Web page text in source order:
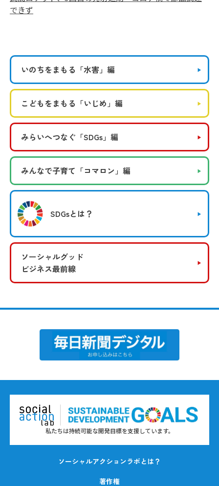
できず
いのちをまもる 「水害」編
こどもをまもる 「いじめ」編
みらいへつなぐ 「SDGs」編
みんなで子育て 「コマロン」編
SDGsとは？
ソーシャルグッド
ビジネス最前線
私たちは持続可能な開発目標を支援しています。
ソーシャルアクションラボとは？
著作権